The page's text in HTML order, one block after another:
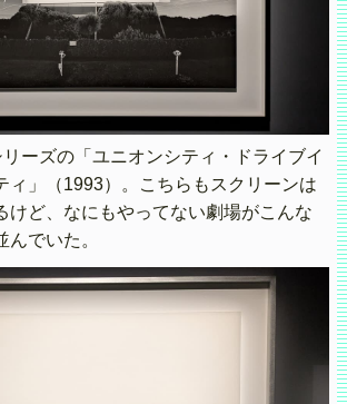
ーズの「ユニオンシティ・ドライブイ
ィ」（1993）。こちらもスクリーンは
けど、なにもやってない劇場がこんな
でいた。